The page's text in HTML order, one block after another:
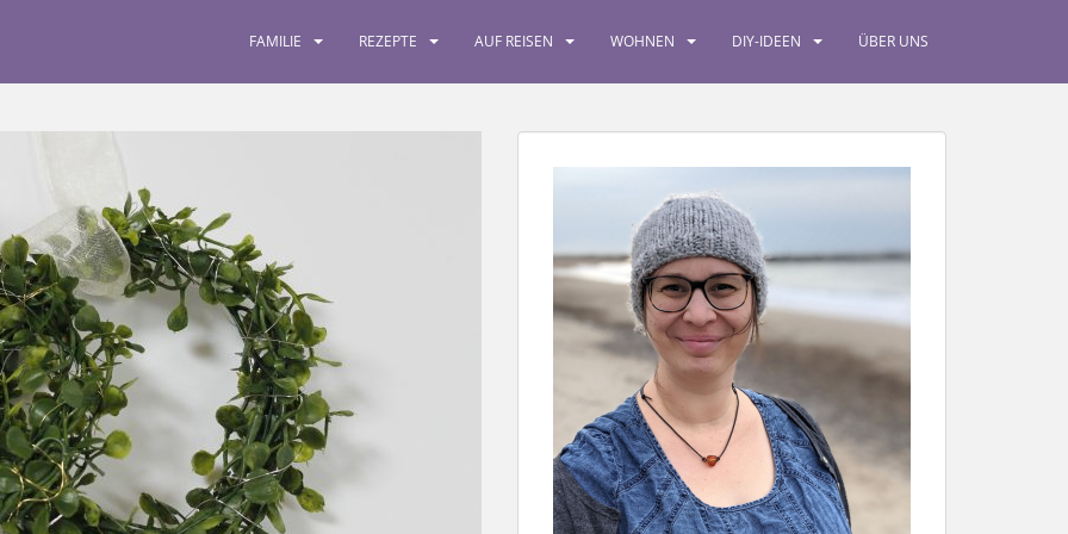
FAMILIE REZEPTE AUF REISEN WOHNEN DIY-IDEEN ÜBER UNS